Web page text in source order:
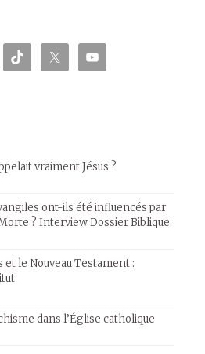
vraiment Jésus ?
ont-ils été influencés par
? Interview Dossier Biblique
et le Nouveau Testament :
dans l’Église catholique